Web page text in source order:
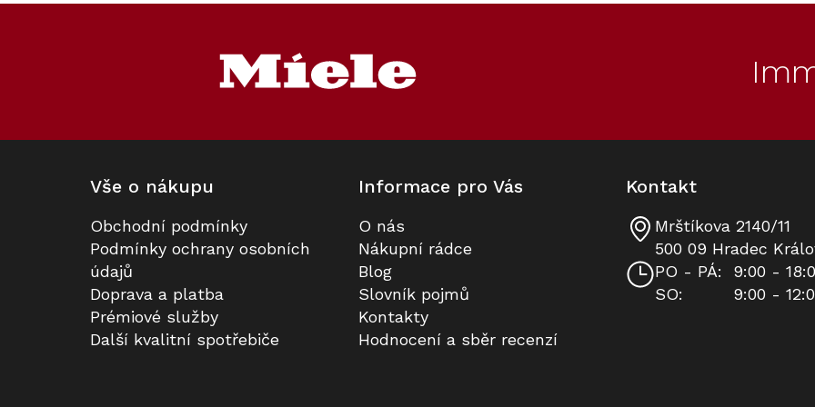
Volně stojící chladnička s
mrazničkou MIELE KFN 4374 ED
Nerez
Skladem
22 776 Kč
Volně stojící chladnička s
mrazničkou MIELE KFN 4377 CD
125 Edition Nerez
Skladem
35 331 Kč
Startovací sada pro filtr Active
AirClean Miele KKF-FS
Skladem
1 890 Kč
Sada utěrek Miele MicroCloth, 3
Skladem
390 Kč
Vše o nákupu
Obchodní podmínky
Podmínky ochrany osobních
údajů
Doprava a platba
Prémiové služby
Další kvalitní spotřebiče
Informace pro Vás
O nás
Nákupní rádce
Blog
Slovník pojmů
Kontakty
Hodnocení a sběr recenzí
Kontakt
Mrštíkova 2140/11
500 09 Hradec
PO - PÁ:
9:00 -
SO:
9:00 -